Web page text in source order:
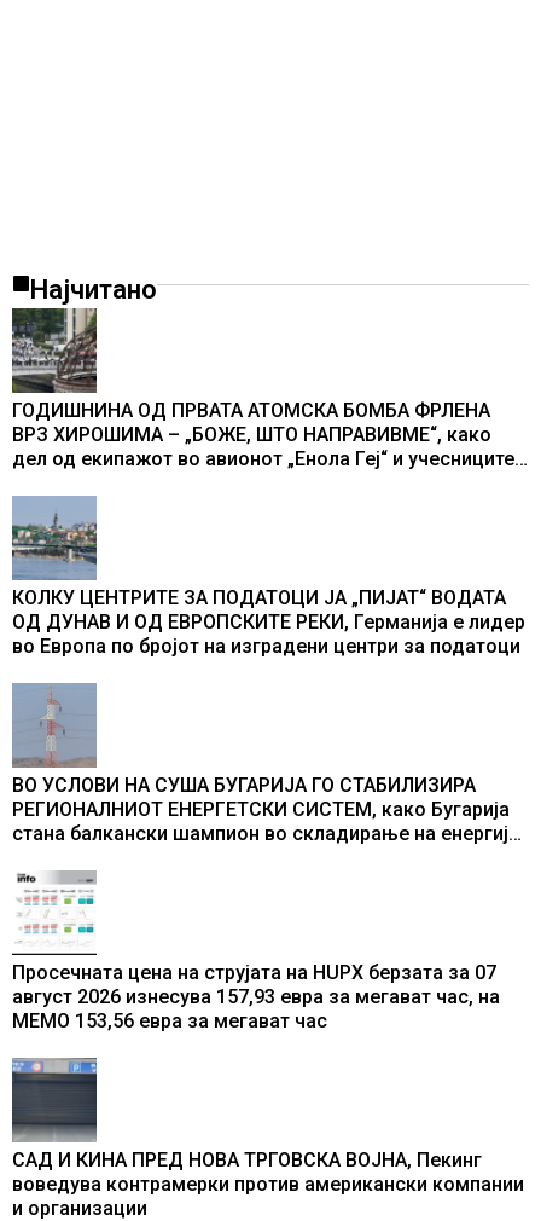
Најчитано
ГОДИШНИНА ОД ПРВАТА АТОМСКА БОМБА ФРЛЕНА
ВРЗ ХИРОШИМА – „БОЖЕ, ШТО НАПРАВИВМЕ“, како
дел од екипажот во авионот „Енола Геј“ и учесниците
промени текот на историјата
КОЛКУ ЦЕНТРИТЕ ЗА ПОДАТОЦИ ЈА „ПИЈАТ“ ВОДАТА
ОД ДУНАВ И ОД ЕВРОПСКИТЕ РЕКИ, Германија е лидер
во Европа по бројот на изградени центри за податоци
ВО УСЛОВИ НА СУША БУГАРИЈА ГО СТАБИЛИЗИРА
РЕГИОНАЛНИОТ ЕНЕРГЕТСКИ СИСТЕМ, како Бугарија
стана балкански шампион во складирање на енергија
Просечната цена на струјата на HUPX берзата за 07
август 2026 изнесува 157,93 евра за мегават час, на
МЕМО 153,56 евра за мегават час
САД И КИНА ПРЕД НОВА ТРГОВСКА ВОЈНА, Пекинг
воведува контрамерки против американски компании
и организации